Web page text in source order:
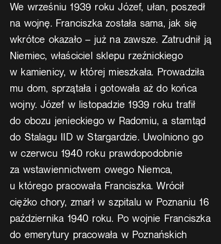
We wrześniu 1939 roku Józef, ułan, poszedł
na wojnę. Franciszka została sama, jak się
wkrótce okazało – już na zawsze. Zatrudnił ją
Niemiec, właściciel sklepu rzeźnickiego
w kamienicy, w której mieszkała. Prowadziła
mu dom, sprzątała i gotowała aż do końca
wojny. Józef w listopadzie 1939 roku trafił
do obozu jenieckiego w Radomiu, a stamtąd
do Stalagu IID w Stargardzie. Uwolniono go
w czerwcu 1940 roku prawdopodobnie
za wstawiennictwem owego Niemca,
u którego pracowała Franciszka. Wrócił
ciężko chory, zmarł w szpitalu w Poznaniu 16
października 1940 roku. Po wojnie Franciszka
do emerytury pracowała w Poznańskich